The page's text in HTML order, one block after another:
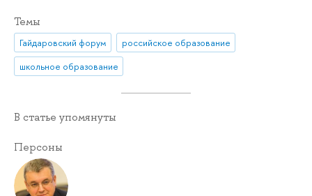
Темы
Гайдаровский форум
российское образование
школьное образование
В статье упомянуты
Персоны